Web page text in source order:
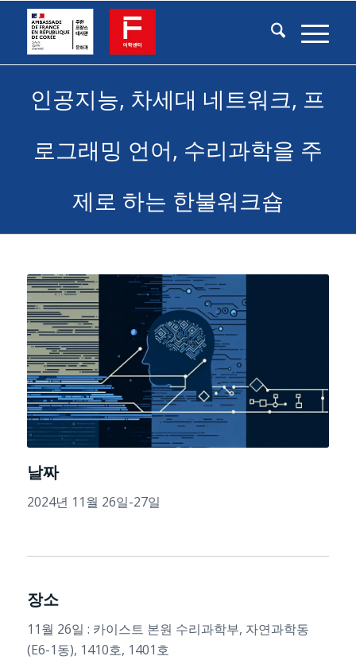
인공지능, 차세대 네트워크, 프
로그래밍 언어, 수리과학을 주
제로 하는 한불워크숍
날짜
2024년 11월 26일-27일
장소
11월 26일 : 카이스트 본원 수리과학부, 자연과학동
(E6-1동), 1410호, 1401호